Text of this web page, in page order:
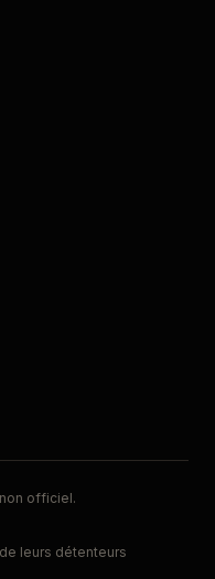
officiel.
leurs détenteurs